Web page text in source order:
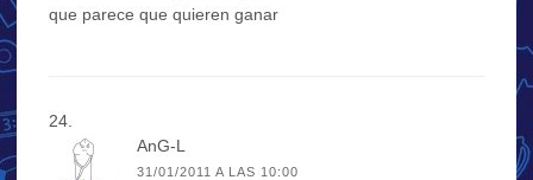
que parece que quieren ganar
AnG-L
31/01/2011 A LAS 10:00